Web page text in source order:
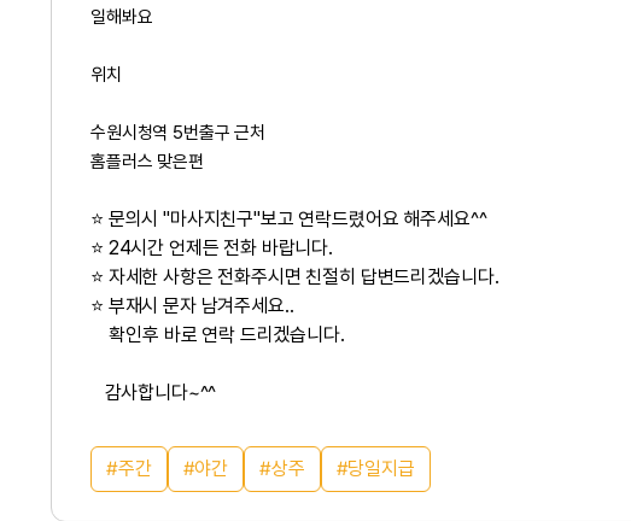
일해봐요
위치
수원시청역 5번출구 근처
홈플러스 맞은편
⭐ 문의시 "마사지친구"보고 연락드렸어요 해주세요^^
⭐ 24시간 언제든 전화 바랍니다.
⭐ 자세한 사항은 전화주시면 친절히 답변드리겠습니다.
⭐ 부재시 문자 남겨주세요..
확인후 바로 연락 드리겠습니다.
감사합니다~^^
주간 야간 상주 당일지급